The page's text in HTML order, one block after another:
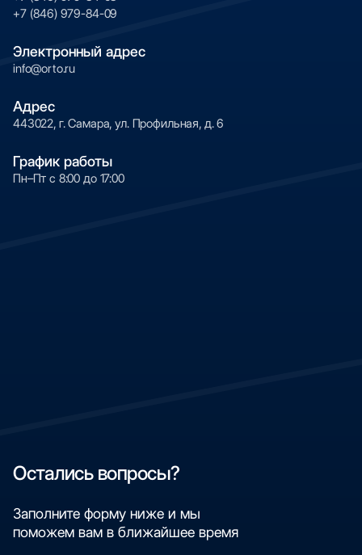
долговечность изображения.
Остались вопросы?
Заполните форму ниже и мы
поможем вам в ближайшее время
+7 (846) 979-84-09
Электронный адрес
info@orto.ru
Адрес
443022, г. Самара, ул. Профильная, д. 6
График работы
Пн–Пт с 8:00 до 17:00